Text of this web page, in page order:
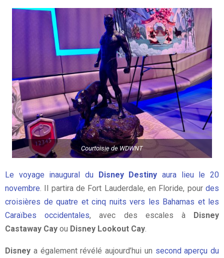
Courtoisie deWDWNT
Le voyage inaugural du Disney Destiny aura lieu le 20
novembre . Il partira de Fort Lauderdale, en Floride, pour des
croisières de quatre et cinq nuits vers les Bahamas et les
Caraïbes occidentales, avec des escales à Disney
Castaway Cay ou Disney Lookout Cay
Disney a également révélé aujourd’hui un second aperçu du